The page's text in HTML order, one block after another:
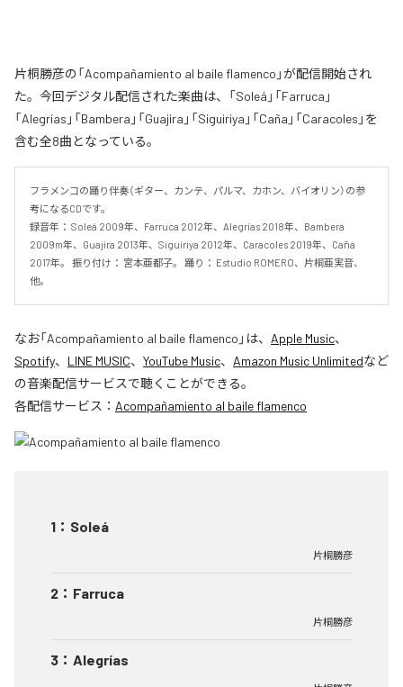
片桐勝彦の「Acompañamiento al baile flamenco」が配信開始され
た。今回デジタル配信された楽曲は、「Soleá」「Farruca」
「Alegrías」「Bambera」「Guajira」「Siguiriya」「Caña」「Caracoles」を
含む全8曲となっている。
フラメンコの踊り伴奏（ギター、カンテ、パルマ、カホン、バイオリン）の参
考になるCDです。
録音年： Soleá 2009年、Farruca 2012年、Alegrías 2018年、Bambera
2009m年、Guajira 2013年、Siguiriya 2012年、Caracoles 2019年、Caña
2017年。 振り付け： 宮本亜都子。 踊り： Estudio ROMERO、片桐亜実音、
他。
なお「Acompañamiento al baile flamenco 」は、 Apple Music、
Spotify、 LINE MUSIC、 YouTube Music、 Amazon Music Unlimitedなど
の音楽配信サービスで聴くことができる。
各配信サービス： Acompañamiento al baile flamenco
1 ： Soleá
片桐勝彦
2 ： Farruca
片桐勝彦
3 ： Alegrías